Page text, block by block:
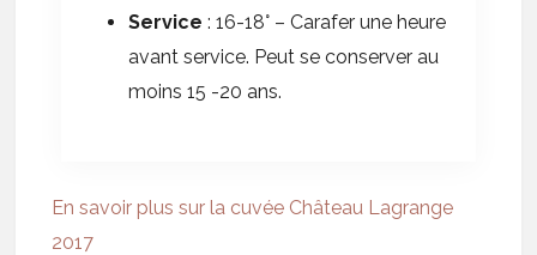
Service : 16-18° – Carafer une heure
avant service. Peut se conserver au
moins 15 -20 ans.
En savoir plus sur la cuvée Château Lagrange
2017